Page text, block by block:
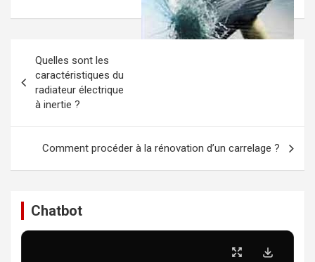
l’article
Quelles sont les
caractéristiques du
radiateur électrique
à inertie ?
Comment procéder à la rénovation d’un carrelage ?
Chatbot